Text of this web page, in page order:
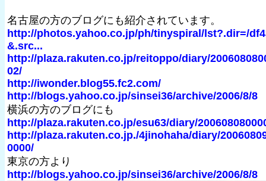
名古屋の方のブログにも紹介されています。
http://photos.yahoo.co.jp/ph/tinyspiral/lst?.dir=/
&.src...
http://plaza.rakuten.co.jp/reitoppo/diary/
02/
http://iwonder.blog55.fc2.com/
http://blogs.yahoo.co.jp/sinsei36/archive/2006/8/8
横浜の方のブログにも
http://plaza.rakuten.co.jp/esu63/diary/
http://plaza.rakuten.co.jp./4jinohaha/diary/
0000/
東京の方より
http://blogs.yahoo.co.jp/sinsei36/archive/2006/8/8